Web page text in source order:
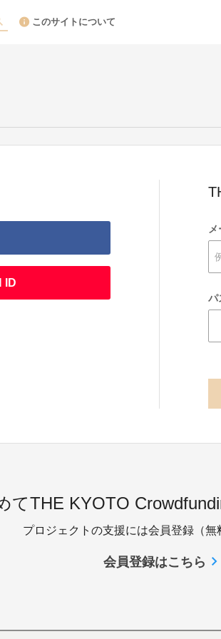
このサイトについて
ID
パ
てTHE KYOTO
プロジェクトの支援には会員登録（無
会員登録はこちら